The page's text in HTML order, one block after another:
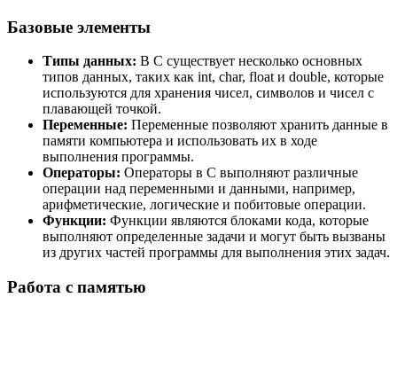
Базовые элементы
Типы данных: В C существует несколько основных
типов данных, таких как int, char, float и double, которые
используются для хранения чисел, символов и чисел с
плавающей точкой.
Переменные: Переменные позволяют хранить данные в
памяти компьютера и использовать их в ходе
выполнения программы.
Операторы: Операторы в C выполняют различные
операции над переменными и данными, например,
арифметические, логические и побитовые операции.
Функции: Функции являются блоками кода, которые
выполняют определенные задачи и могут быть вызваны
из других частей программы для выполнения этих задач.
Работа с памятью